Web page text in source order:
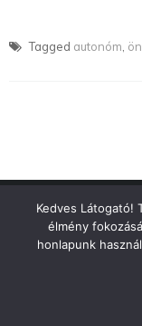
Tagged autonóm
Copyright
Kedves Látogató!
élmény
honlapunk